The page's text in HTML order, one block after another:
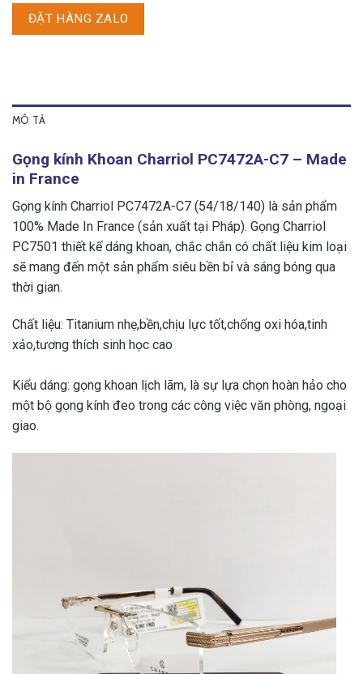
ĐẶT HÀNG ZALO
MÔ TẢ
Gọng kính Khoan Charriol PC7472A-C7 – Made
in France
Gọng kính Charriol PC7472A-C7 (54/18/140) là sản phẩm
100% Made In France (sản xuất tại Pháp). Gọng Charriol
PC7501 thiết kế dáng khoan, chắc chắn có chất liệu kim loại
sẽ mang đến một sản phẩm siêu bền bỉ và sáng bóng qua
thời gian.
Chất liệu: Titanium nhẹ,bền,chịu lực tốt,chống oxi hóa,tinh
xảo,tương thích sinh học cao​
Kiểu dáng: gọng khoan lịch lãm, là sự lựa chọn hoàn hảo cho
một bộ gọng kính đeo trong các công việc văn phòng, ngoại
giao.​